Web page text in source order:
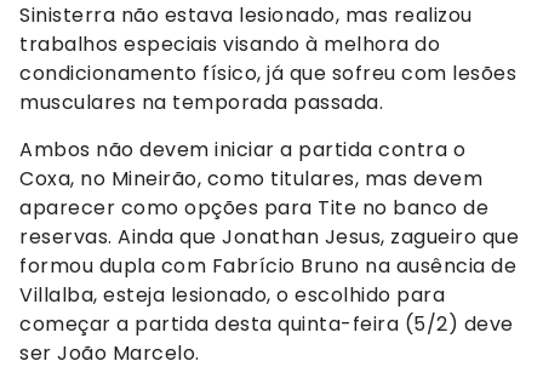
Sinisterra não estava lesionado, mas realizou
trabalhos especiais visando à melhora do
condicionamento físico, já que sofreu com lesões
musculares na temporada passada.
Ambos não devem iniciar a partida contra o
Coxa, no Mineirão, como titulares, mas devem
aparecer como opções para Tite no banco de
reservas. Ainda que Jonathan Jesus, zagueiro que
formou dupla com Fabrício Bruno na ausência de
Villalba, esteja lesionado, o escolhido para
começar a partida desta quinta-feira (5/2) deve
ser João Marcelo.